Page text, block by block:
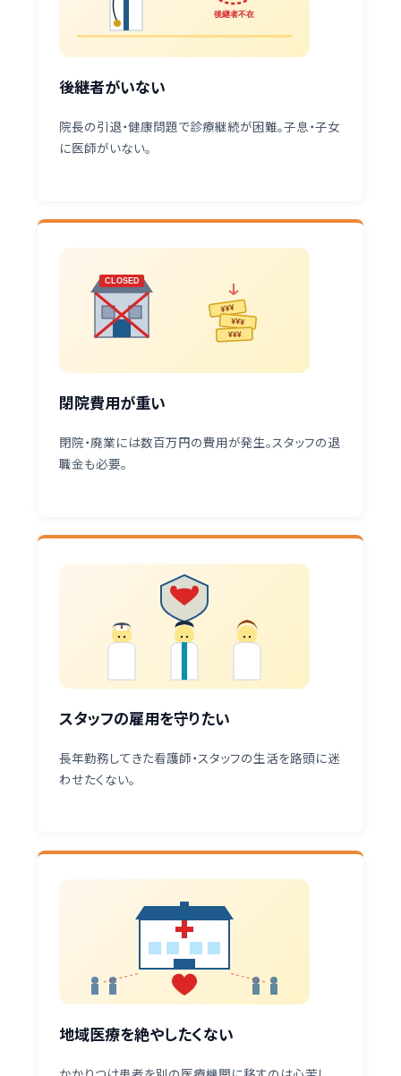
後継者不在
後継者がいない
院長の引退・健康問題で診療継続が困難。子息・子女
に医師がいない。
CLOSED
¥¥¥
¥¥¥
¥¥¥
閉院費用が重い
閉院・廃業には数百万円の費用が発生。スタッフの退
職金も必要。
スタッフの雇用を守りたい
長年勤務してきた看護師・スタッフの生活を路頭に迷
わせたくない。
地域医療を絶やしたくない